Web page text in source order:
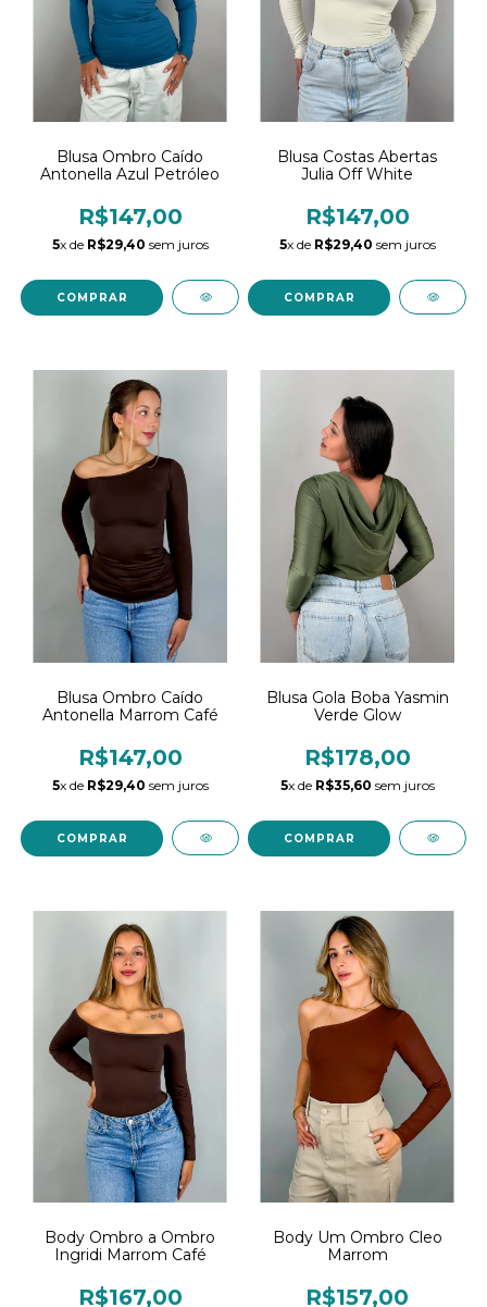
Blusa Ombro Caído
Antonella Azul Petróleo
R$147,00
5x de R$29,40 sem juros
COMPRAR
Blusa Costas Abertas
Julia Off White
R$147,00
5x de R$29,40 sem juros
COMPRAR
Blusa Ombro Caído
Antonella Marrom Café
R$147,00
5x de R$29,40 sem juros
COMPRAR
Blusa Gola Boba Yasmin
Verde Glow
R$178,00
5x de R$35,60 sem juros
COMPRAR
Body Ombro a Ombro
Ingridi Marrom Café
R$167,00
Body Um Ombro Cleo
Marrom
R$157,00